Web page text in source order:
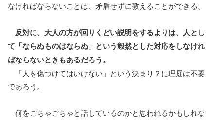
なければならないことは、矛盾せずに教えることができる。
反対に、大人の方が回りくどい説明をするよりは、人とし
て「ならぬものはならぬ」という毅然とした対応をしなけれ
ばならないときもあるだろう。
「人を傷つけてはいけない」という決まり？に理屈は不要
であろう。
何をごちゃごちゃと話しているのかと思われるかもしれな